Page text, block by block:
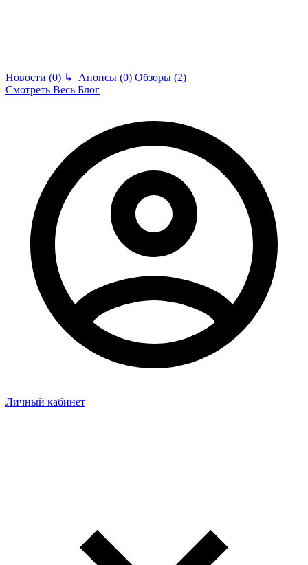
Новости (0) ↳ Анонсы (0) Обзоры (2)
Смотреть Весь Блог
Личный кабинет